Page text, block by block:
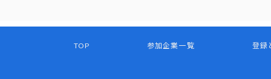
TOP 参加企業一覧 登録